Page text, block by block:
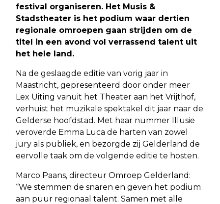
festival organiseren. Het Musis &
Stadstheater is het podium waar dertien
regionale omroepen gaan strijden om de
titel in een avond vol verrassend talent uit
het hele land.
Na de geslaagde editie van vorig jaar in
Maastricht, gepresenteerd door onder meer
Lex Uiting vanuit het Theater aan het Vrijthof,
verhuist het muzikale spektakel dit jaar naar de
Gelderse hoofdstad. Met haar nummer Illusie
veroverde Emma Luca de harten van zowel
jury als publiek, en bezorgde zij Gelderland de
eervolle taak om de volgende editie te hosten.
Marco Paans, directeur Omroep Gelderland:
“We stemmen de snaren en geven het podium
aan puur regionaal talent. Samen met alle